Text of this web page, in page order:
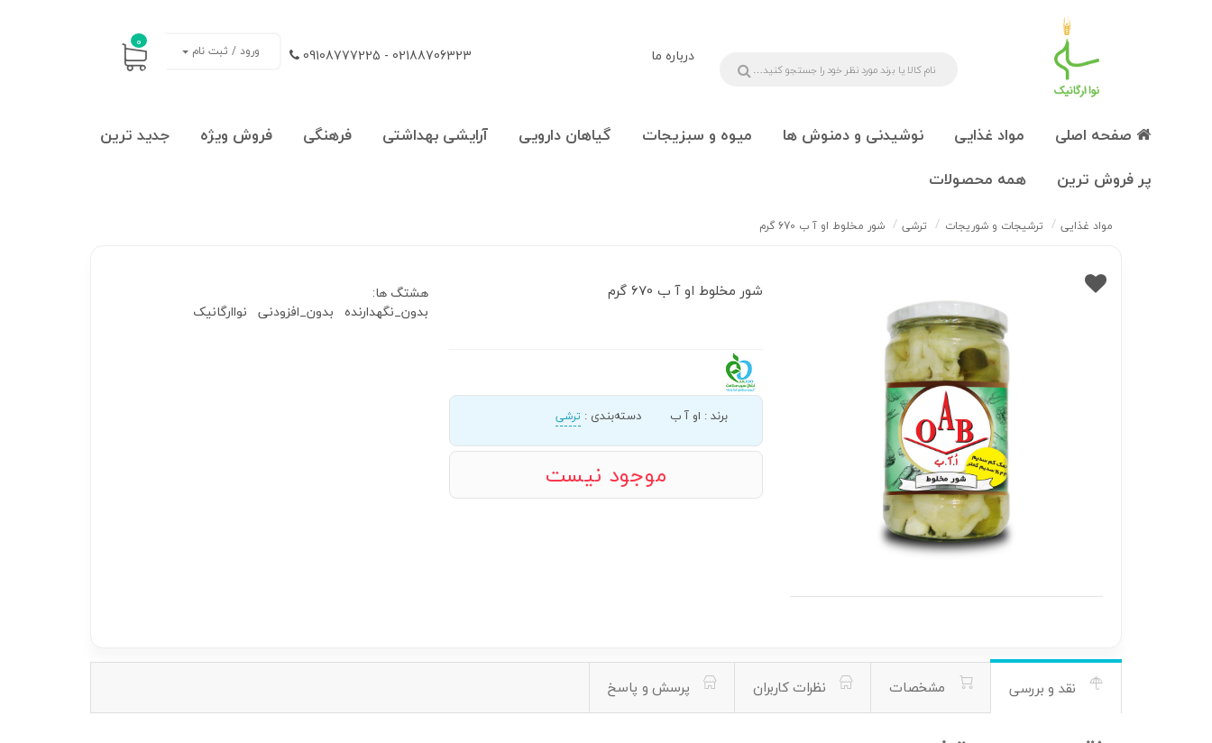
درباره ما 02188706323 - 09108777225 ورود / ثبت نام 0
صفحه اصلی مواد غذایی نوشیدنی و دمنوش ها میوه و سبزیجات گیاهان دارویی آرایشی بهداشتی فرهنگی فروش ویژه
جدید ترین
پر فروش ترین
همه محصولات
مواد غذایی ترشیجات و شوریجات ترشی شور مخلوط او آ ب 670 گرم
شور مخلوط او آ ب 670 گرم
برند: او آ ب دسته‌بندی : ترشی
موجود نیست
هشتگ ها:
بدون_نگهدارنده بدون_افزودنی نواارگانیک
نقد و بررسی مشخصات نظرات کاربران پرسش و پاسخ